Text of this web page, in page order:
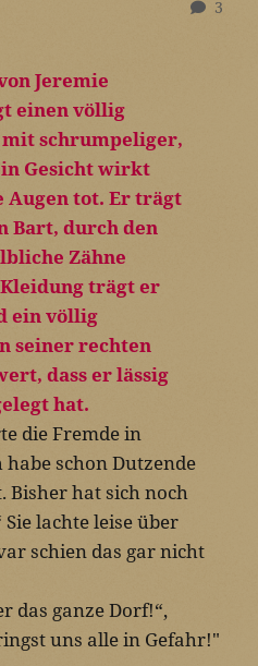
3
die Fremde in
habe schon Dutzende
Bisher hat sich noch
lachte leise über
schien das gar nicht
das ganze Dorf!“,
uns alle in Gefahr!"